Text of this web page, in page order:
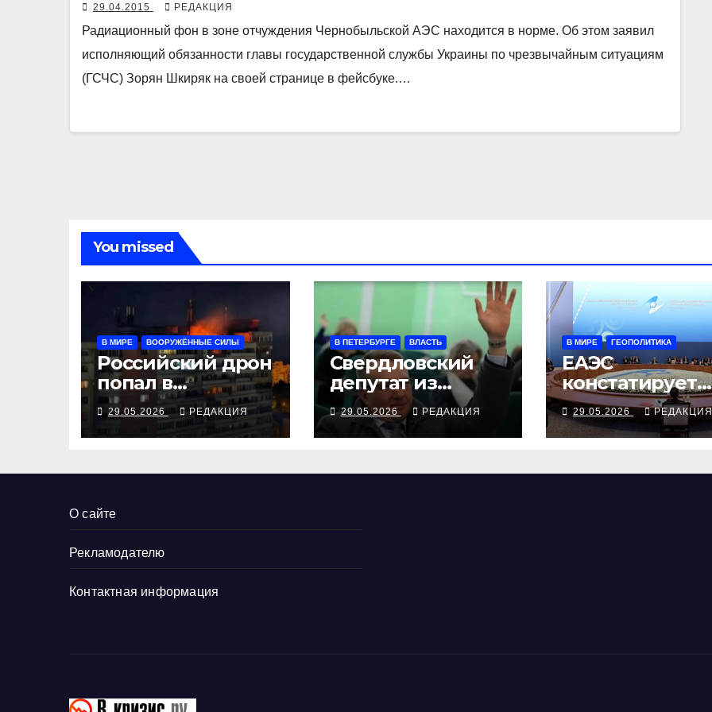
29.04.2015 РЕДАКЦИЯ
Радиационный фон в зоне отчуждения Чернобыльской АЭС находится в норме. Об этом заявил
исполняющий обязанности главы государственной службы Украины по чрезвычайным ситуациям
(ГСЧС) Зорян Шкиряк на своей странице в фейсбуке.…
You missed
В МИРЕ ВООРУЖЁННЫЕ СИЛЫ
Российский дрон
попал в
румынский дом,
украинские
БПЛА бьют по
29.05.2026 РЕДАКЦИЯ
В ПЕТЕРБУРГЕ ВЛАСТЬ
Свердловский
депутат из
Всеволожского
района задержан
ФСБ и арестован
29.05.2026 РЕДАКЦИЯ
В МИРЕ ГЕОПОЛИТИКА
ЕАЭС
констатирует
грядущий
Армении
29.05.2026 РЕДАКЦИЯ
О сайте
Рекламодателю
Контактная информация